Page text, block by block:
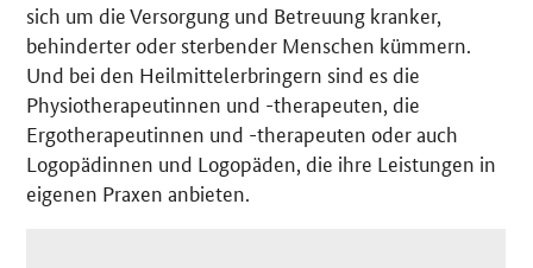
sich um die Versorgung und Betreuung kranker,
behinderter oder sterbender Menschen kümmern.
Und bei den Heilmittelerbringern sind es die
Physiotherapeutinnen und -therapeuten, die
Ergotherapeutinnen und -therapeuten oder auch
Logopädinnen und Logopäden, die ihre Leistungen in
eigenen Praxen anbieten.